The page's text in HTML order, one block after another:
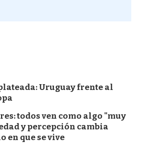
Uruguay frente al
todos ven como algo "muy
y percepción cambia
en que se vive